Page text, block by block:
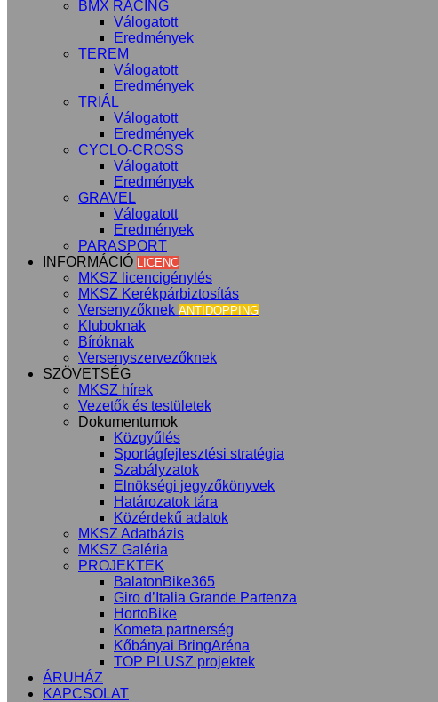
BMX RACING
Válogatott
Eredmények
TEREM
Válogatott
Eredmények
TRIÁL
Válogatott
Eredmények
CYCLO-CROSS
Válogatott
Eredmények
GRAVEL
Válogatott
Eredmények
PARASPORT
INFORMÁCIÓ LICENC
MKSZ licencigénylés
MKSZ Kerékpárbiztosítás
Versenyzőknek ANTIDOPPING
Kluboknak
Bíróknak
Versenyszervezőknek
SZÖVETSÉG
MKSZ hírek
Vezetők és testületek
Dokumentumok
Közgyűlés
Sportágfejlesztési stratégia
Szabályzatok
Elnökségi jegyzőkönyvek
Határozatok tára
Közérdekű adatok
MKSZ Adatbázis
MKSZ Galéria
PROJEKTEK
BalatonBike365
Giro d’Italia Grande Partenza
HortoBike
Kometa partnerség
Kőbányai BringAréna
TOP PLUSZ projektek
ÁRUHÁZ
KAPCSOLAT